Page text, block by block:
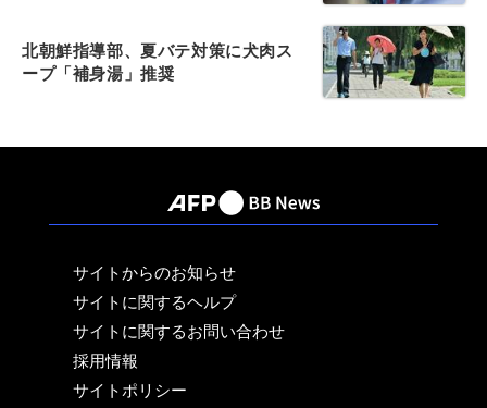
北朝鮮指導部、夏バテ対策に犬肉ス
ープ「補身湯」推奨
サイトからのお知らせ
サイトに関するヘルプ
サイトに関するお問い合わせ
採用情報
サイトポリシー